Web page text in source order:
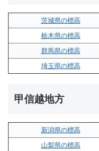
茨城県の標高
栃木県の標高
群馬県の標高
埼玉県の標高
甲信越地方
新潟県の標高
山梨県の標高